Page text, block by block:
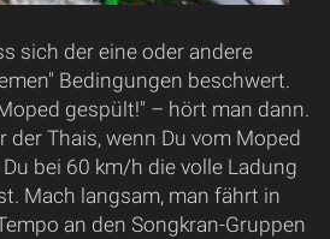
sich der eine oder andere
Bedingungen beschwert.
gespült!" – hört man dann.
der Thais, wenn Du vom Moped
bei 60 km/h die volle Ladung
Mach langsam, man fährt in
an den Songkran-Gruppen